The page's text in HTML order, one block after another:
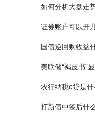
如何分析大盘走
证券账户可以开
国债逆回购收益
美联储“褐皮书”
农行纳税e贷是
打新债中签后什